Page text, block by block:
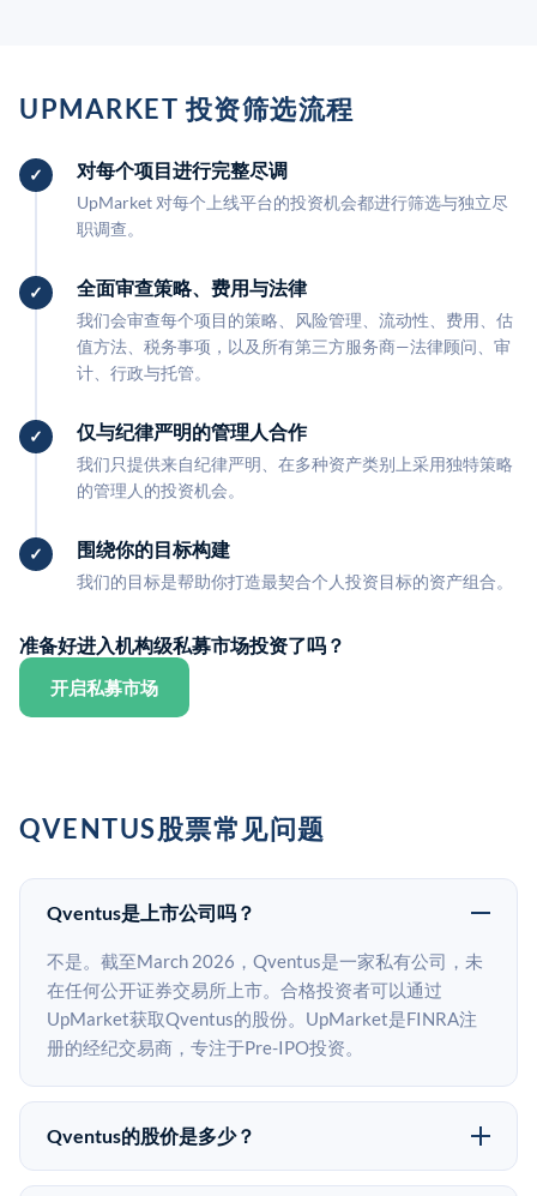
UPMARKET 投资筛选流程
对每个项目进行完整尽调
UpMarket 对每个上线平台的投资机会都进行筛选与独立尽
职调查。
全面审查策略、费用与法律
我们会审查每个项目的策略、风险管理、流动性、费用、估
值方法、税务事项，以及所有第三方服务商—法律顾问、审
计、行政与托管。
仅与纪律严明的管理人合作
我们只提供来自纪律严明、在多种资产类别上采用独特策略
的管理人的投资机会。
围绕你的目标构建
我们的目标是帮助你打造最契合个人投资目标的资产组合。
准备好进入机构级私募市场投资了吗？
开启私募市场
QVENTUS股票常见问题
Qventus是上市公司吗？
不是。截至March 2026，Qventus是一家私有公司，未
在任何公开证券交易所上市。合格投资者可以通过
UpMarket获取Qventus的股份。UpMarket是FINRA注
册的经纪交易商，专注于Pre-IPO投资。
Qventus的股价是多少？
Qventus没有公开股价，因为它是一家私有公司。最近